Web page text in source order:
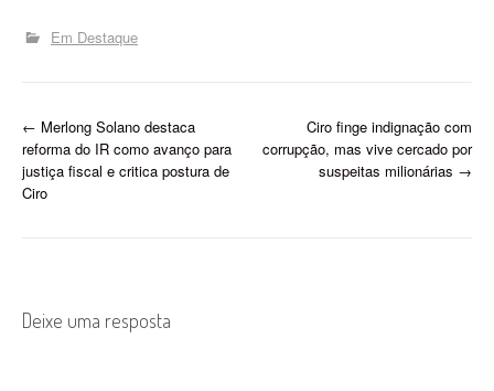
semana em São Paulo. Os
serviços de abastecimento
interior serão assumidos
dentro de seis meses pela
Aegea, que…
Em Destaque
P
o
a
← Merlong Solano destaca
reforma do IR como avanço para
justiça fiscal e critica postura de
Ciro
Ciro finge indignação com
corrupção, mas vive cercado por
suspeitas milionárias →
Deixe uma resposta